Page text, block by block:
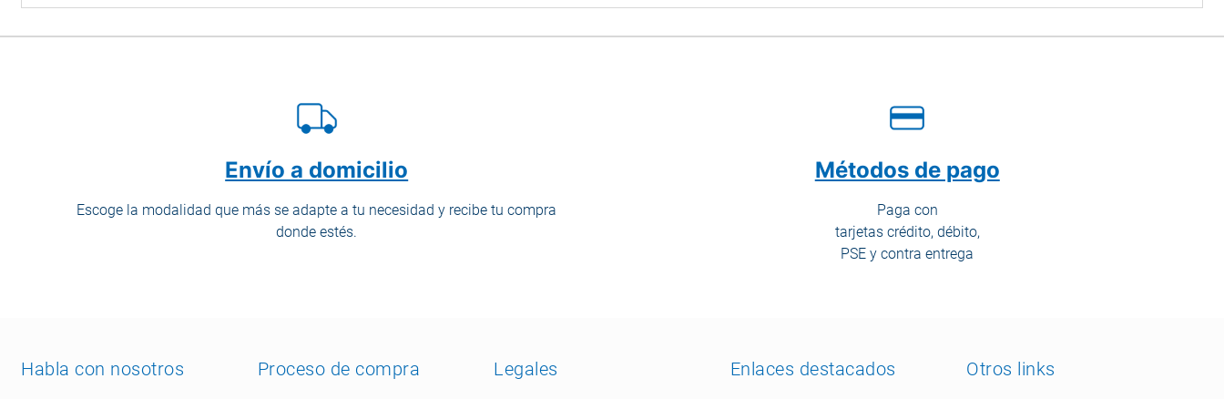
Envío a domicilio
Escoge la modalidad que más se adapte a tu necesidad y recibe tu compra
donde estés.
Métodos de pago
Paga con
tarjetas crédito, débito,
PSE y contra entrega
Habla con nosotros Proceso de compra Legales Enlaces destacados Otros links